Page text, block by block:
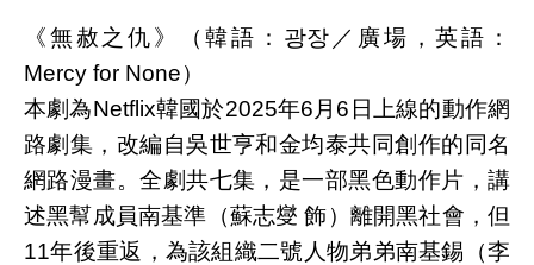
《無赦之仇》（韓語：광장／廣場，英語：
Mercy for None）
本劇為Netflix韓國於2025年6月6日上線的動作網
路劇集，改編自吳世亨和金均泰共同創作的同名
網路漫畫。全劇共七集，是一部黑色動作片，講
述黑幫成員南基準（蘇志燮 飾）離開黑社會，但
11年後重返，為該組織二號人物弟弟南基錫（李